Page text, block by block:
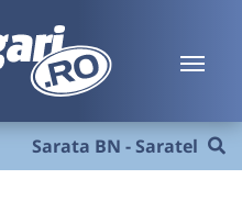
Sarata BN - Saratel